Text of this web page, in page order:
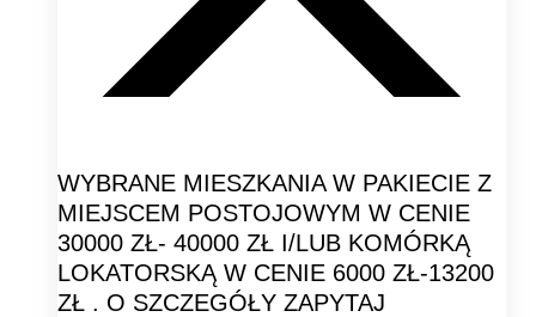
WYBRANE MIESZKANIA W PAKIECIE Z
MIEJSCEM POSTOJOWYM W CENIE
30000 ZŁ- 40000 ZŁ I/LUB KOMÓRKĄ
LOKATORSKĄ W CENIE 6000 ZŁ-13200
ZŁ . O SZCZEGÓŁY ZAPYTAJ